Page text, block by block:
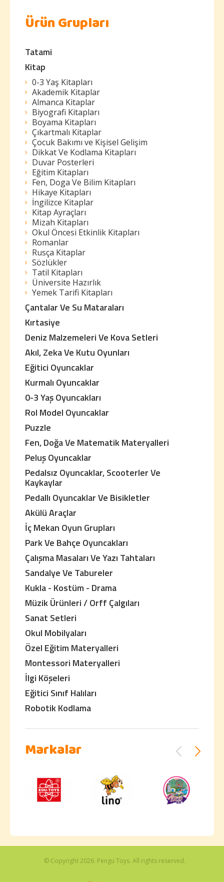
Ürün Grupları
Tatami
Kitap
0-3 Yaş Kitapları
Akademik Kitaplar
Almanca Kitaplar
Biyografi Kitapları
Boyama Kitapları
Çıkartmalı Kitaplar
Çocuk Bakımı ve Kişisel Gelişim
Dikkat Ve Kodlama Kitapları
Duvar Posterleri
Eğitim Kitapları
Fen, Doga Ve Bilim Kitapları
Hikaye Kitapları
İngilizce Kitaplar
Kitap Ayraçları
Mizah Kitapları
Okul Öncesi Etkinlik Kitapları
Romanlar
Rusça Kitaplar
Sözlükler
Tatil Kitapları
Üniversite Hazırlık
Yemek Tarifi Kitapları
Çantalar Ve Su Mataraları
Kırtasiye
Deniz Malzemeleri Ve Kova Setleri
Akıl, Zeka Ve Kutu Oyunları
Eğitici Oyuncaklar
Kurmalı Oyuncaklar
0-3 Yaş Oyuncakları
Rol Model Oyuncaklar
Puzzle
Fen, Doğa Ve Matematik Materyalleri
Peluş Oyuncaklar
Pedalsız Oyuncaklar, Scooterler Ve
Kaykaylar
Pedallı Oyuncaklar Ve Bisikletler
Akülü Araçlar
İç Mekan Oyun Grupları
Park Ve Bahçe Oyuncakları
Çalışma Masaları Ve Yazı Tahtaları
Sandalye Ve Tabureler
Kukla - Kostüm - Drama
Müzik Ürünleri / Orff Çalgıları
Sanat Setleri
Okul Mobilyaları
Özel Eğitim Materyalleri
Montessori Materyalleri
İlgi Köşeleri
Eğitici Sınıf Halıları
Robotik Kodlama
Markalar
© Copyright 2026. Pengu Toys. All rights reserved.